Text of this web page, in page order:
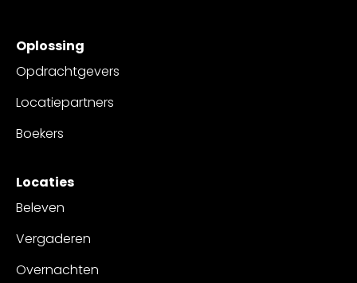
Oplossing
Opdrachtgevers
Locatiepartners
Boekers
Locaties
Beleven
Vergaderen
Overnachten